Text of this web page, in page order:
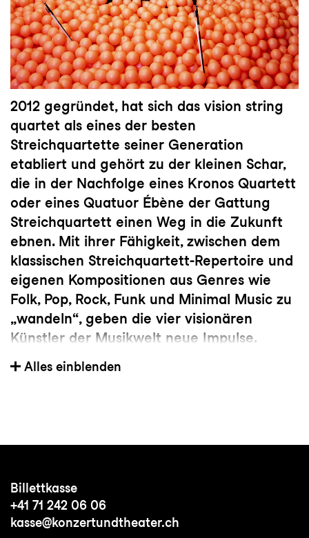
2012 gegründet, hat sich das vision string
quartet als eines der besten
Streichquartette seiner Generation
etabliert und gehört zu der kleinen Schar,
die in der Nachfolge eines Kronos Quartett
oder eines Quatuor Ébène der Gattung
Streichquartett einen Weg in die Zukunft
ebnen. Mit ihrer Fähigkeit, zwischen dem
klassischen Streichquartett-Repertoire und
eigenen Kompositionen aus Genres wie
Folk, Pop, Rock, Funk und Minimal Music zu
„wandeln“, geben die vier visionären
Künstler der Musikwelt neue Impulse.
Die Konzertformate des Quartetts sind
innovativ und vielseitig: Das
renommierten Festivals wie den
Festspielen Mecklenburg- Vorpommern,
dem Bodenseefestival, dem Beethovenfest
Alles einblenden
Billettkasse
+41 71 242 06 06
kasse@konzertundtheater.ch